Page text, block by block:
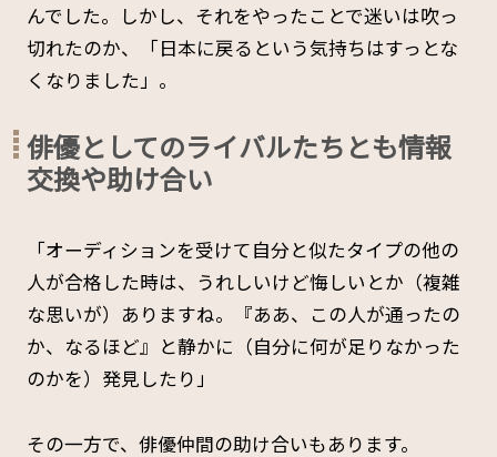
んでした。しかし、それをやったことで迷いは吹っ
切れたのか、「日本に戻るという気持ちはすっとな
くなりました」。
俳優としてのライバルたちとも情報
交換や助け合い
「オーディションを受けて自分と似たタイプの他の
人が合格した時は、うれしいけど悔しいとか（複雑
な思いが）ありますね。『ああ、この人が通ったの
か、なるほど』と静かに（自分に何が足りなかった
のかを）発見したり」
その一方で、俳優仲間の助け合いもあります。